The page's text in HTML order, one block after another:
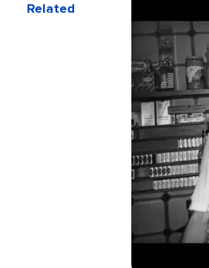
Related